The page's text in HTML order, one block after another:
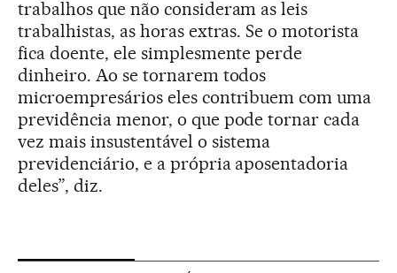
trabalhos que não consideram as leis
trabalhistas, as horas extras. Se o motorista
fica doente, ele simplesmente perde
dinheiro. Ao se tornarem todos
microempresários eles contribuem com uma
previdência menor, o que pode tornar cada
vez mais insustentável o sistema
previdenciário, e a própria aposentadoria
deles”, diz.